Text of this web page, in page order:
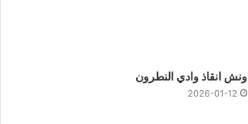
ونش انقاذ وادي النطرون
2026-01-12